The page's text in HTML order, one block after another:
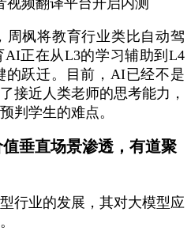
枫将教育行业类比自动驾
正在从L3的学习辅助到L4
的跃迁。目前，AI已经不是
接近人类老师的思考能力，
判学生的难点。
垂直场景渗透，有道聚
行业的发展，其对大模型应